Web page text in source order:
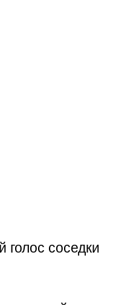
соседки